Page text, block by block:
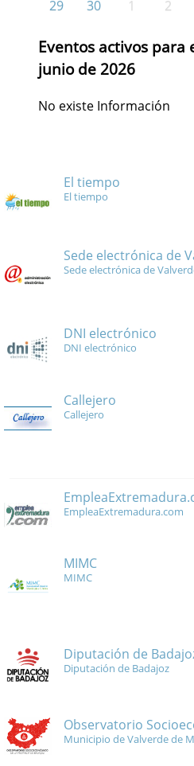
29
30 1 2
Eventos activos para
junio de 2026
No existe Información
El tiempo
El tiempo
Sede electrónica de
Sede electrónica de
DNI electrónico
DNI electrónico
Callejero
Callejero
EmpleaExtremadura.com
MIMC
MIMC
Diputación de
Diputación de Badajoz
Observatorio
Municipio de Valverde de